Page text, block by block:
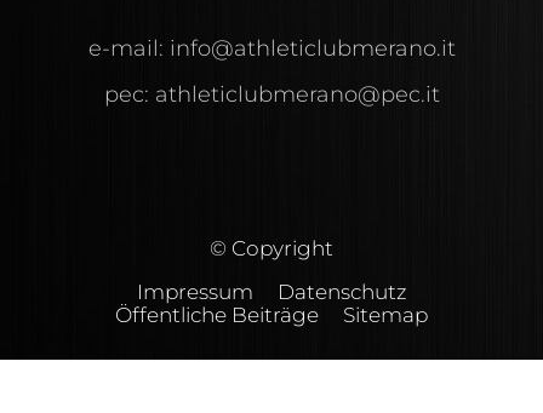
e-mail: info@athleticlubmerano.it
pec: athleticlubmerano@pec.it
© Copyright
Impressum
Datenschutz
Öffentliche Beiträge
Sitemap